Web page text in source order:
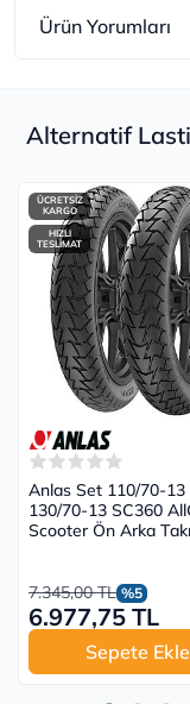
Ürün Yorumları
Alternatif
ÜCRETSİZ
KARGO
HIZLI
TESLİMAT
Anlas Set 110/70-13
130/70-13 SC360
Scooter Ön Arka
7.345,00 TL %5
6.977,75 TL
Sepete Ekle